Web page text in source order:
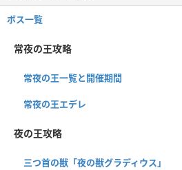
ボス一覧
常夜の王攻略
常夜の王一覧と開催期間
常夜の王エデレ
夜の王攻略
三つ首の獣「夜の獣グラディウス」